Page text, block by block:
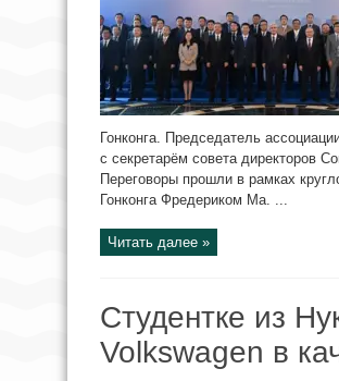
Гонконга. Председатель
с секретарём совета директоров
Переговоры прошли в рамках
Гонконга Фредериком Ма. ...
Читать далее »
Студентке из
Volkswagen в